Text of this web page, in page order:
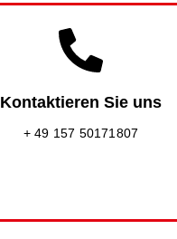
Kontaktieren Sie uns
+ 49 157 50171807